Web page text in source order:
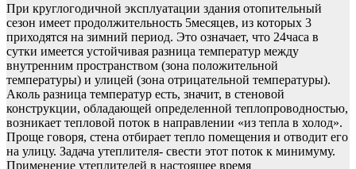
При круглогодичной эксплуатации здания отопительный
сезон имеет продолжительность 5месяцев, из которых 3
приходятся на зимний период. Это означает, что 24часа в
сутки имеется устойчивая разница температур между
внутренним пространством (зона положительной
температуры) и улицей (зона отрицательной температуры).
Аколь разница температур есть, значит, в стеновой
конструкции, обладающей определенной теплопроводностью,
возникает тепловой поток в направлении «из тепла в холод».
Проще говоря, стена отбирает тепло помещения и отводит его
на улицу. Задача утеплителя- свести этот поток к минимуму.
Применение утеплителей в настоящее время